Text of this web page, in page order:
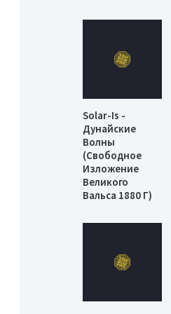
Solar-Is -
Дунайские
Волны
(Свободное
Изложение
Великого
Вальса 1880 Г)